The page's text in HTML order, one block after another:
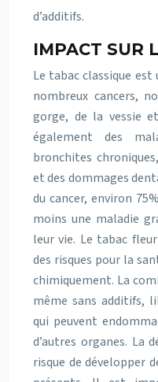
d’additifs.
IMPACT SUR
Le tabac classique
nombreux cancers,
gorge, de la vessie
également des
bronchites
et des dommages
du cancer, environ
moins une maladie
leur vie. Le tabac
des risques pour la
chimiquement. La
même sans additifs,
qui peuvent
d’autres organes. La
risque de développer